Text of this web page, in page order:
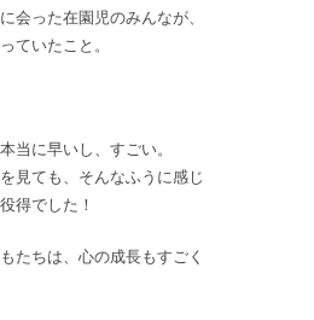
会った在園児のみんなが、
ていたこと。
当に早いし、すごい。
見ても、そんなふうに感じ
得でした！
たちは、心の成長もすごく